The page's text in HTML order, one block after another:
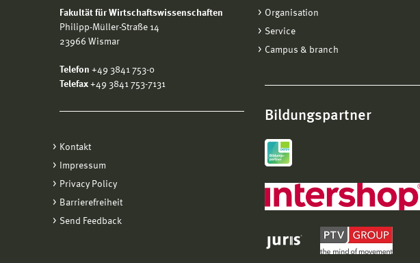
Fakultät für Wirtschaftswissenschaften
Philipp-Müller-Straße 14
23966 Wismar
Telefon +49 3841 753-0
Telefax +49 3841 753-7131
Kontakt
Impressum
Privacy Policy
Barrierefreiheit
Send Feedback
Organisation
Service
Campus & branch
Bildungspartner